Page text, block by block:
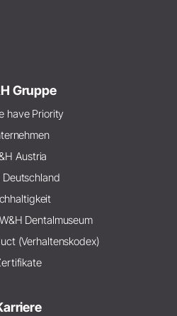
Gruppe
have Priority
Austria
Deutschland
Dentalmuseum
(Verhaltenskodex)